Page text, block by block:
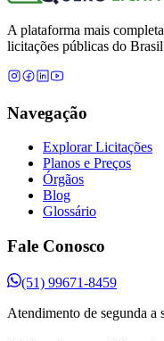
A plataforma mais
licitações públicas do
Navegação
Explorar Licitações
Planos e Preços
Órgãos
Blog
Glossário
Fale Conosco
(51) 99671-8459
Atendimento de segunda a